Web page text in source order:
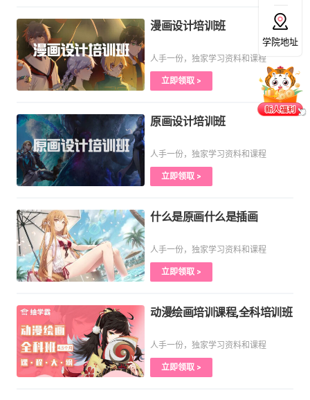
漫画设计培训班
人手一份，独家学习资料和课程
立即领取 >
原画设计培训班
人手一份，独家学习资料和课程
立即领取 >
什么是原画什么是插画
人手一份，独家学习资料和课程
立即领取 >
动漫绘画培训课程,全科培训班
人手一份，独家学习资料和课程
立即领取 >
学院地址